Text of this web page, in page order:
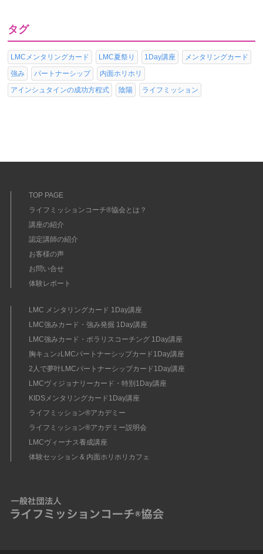
タグ
LMCメンタリングカード LMC夏祭り 1Day講座
メンタリングカード
強み
パートナーシップ
内面ホリホリ
アインシュタインの成功方程式
陰陽 ライフミッション
TOP PAGE
ライフミッションコーチ®協会とは？
講座の紹介
認定講師の紹介
お客様の声
お問い合せ
体験レポート
LMC メンタリングカード 1Day講座
LMC強みカード・強み発掘 1Day講座
LMC強みカード・ポラリスコーチング 1Day講座
胸キュン♪LMCパートナーシップカード1Day講座
2人で夢叶LMCパートナーシップカード1Day講座
LMCヴィジョナリーカード・特別1Day講座
KIDSメンタリングカード1Day講座
ライフミッション®︎アカデミー
ライフミッション®︎アカデミー説明会
LMCヴィーナス養成講座
体験セッション & 内面ホリホリカフェ